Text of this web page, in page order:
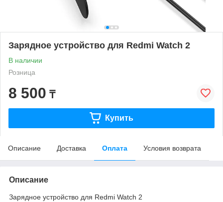
Зарядное устройство для Redmi Watch 2
В наличии
Розница
8 500 ₸
Купить
Описание Доставка Оплата Условия возврата
Описание
Зарядное устройство для Redmi Watch 2